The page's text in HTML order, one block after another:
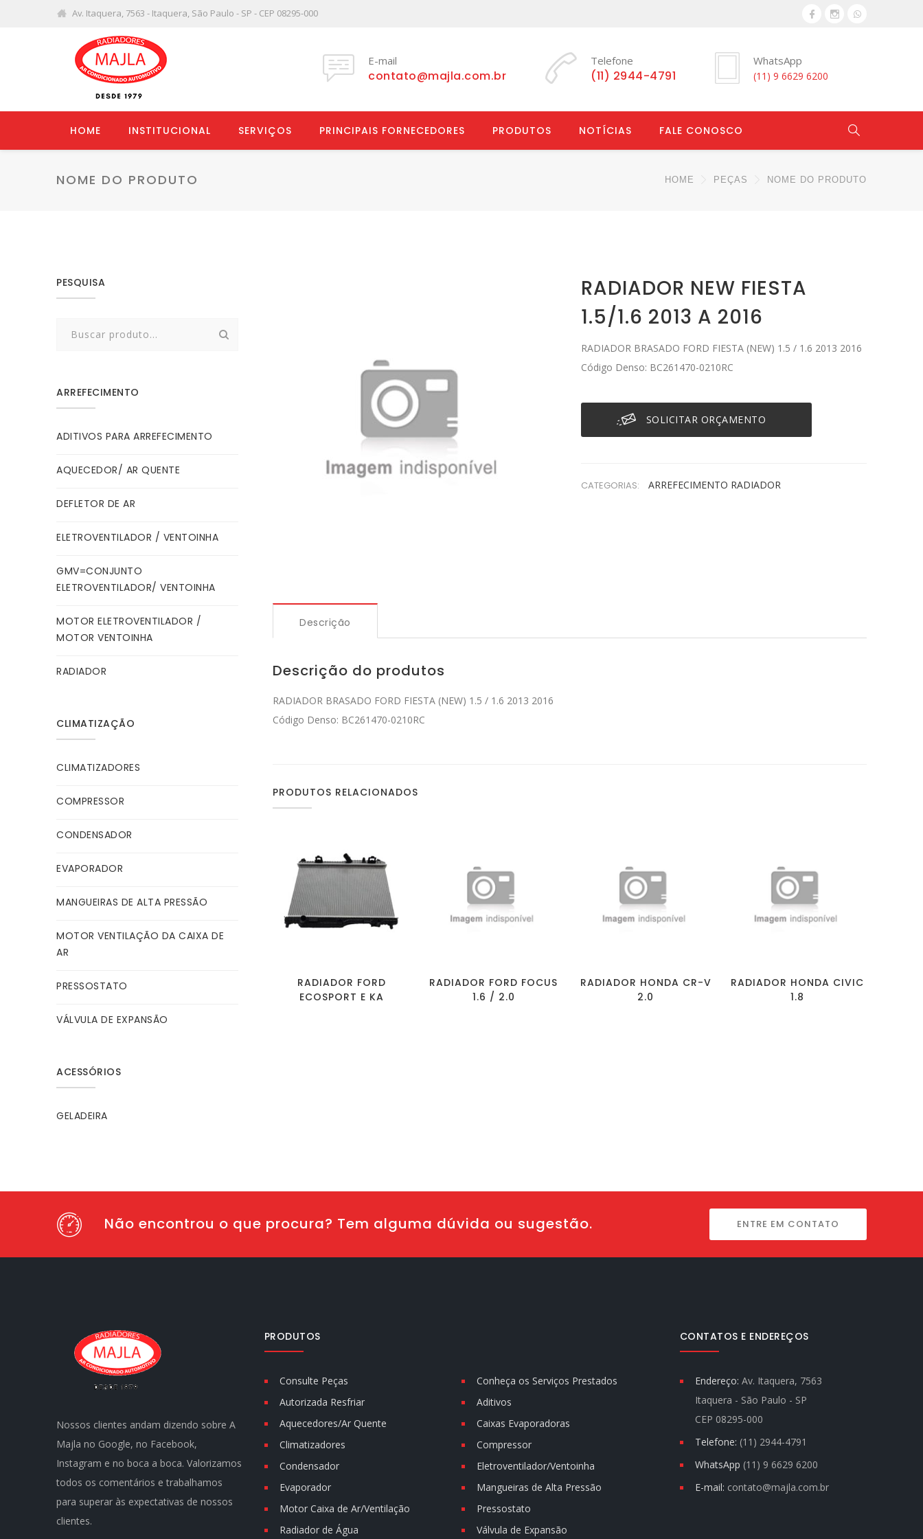
Av. Itaquera, 7563 - Itaquera, São Paulo - SP - CEP 08295-000
E-mail
contato@majla.com.br
Telefone
(11) 2944-4791
WhatsApp
(11) 9 6629 6200
HOME INSTITUCIONAL SERVIÇOS PRINCIPAIS FORNECEDORES PRODUTOS NOTÍCIAS FALE CONOSCO
NOME DO PRODUTO HOME PEÇAS NOME DO PRODUTO
RADIADOR NEW FIESTA
1.5/1.6 2013 A 2016
RADIADOR BRASADO FORD FIESTA (NEW) 1.5 / 1.6 2013 2016
Código Denso: BC261470-0210RC
SOLICITAR ORÇAMENTO
CATEGORIAS: ARREFECIMENTO RADIADOR
Descrição
Descrição do produtos
RADIADOR BRASADO FORD FIESTA (NEW) 1.5 / 1.6 2013 2016
Código Denso: BC261470-0210RC
PRODUTOS RELACIONADOS
RADIADOR FORD
ECOSPORT E KA
RADIADOR FORD FOCUS
1.6 / 2.0
RADIADOR HONDA CR-V
2.0
RADIADOR HONDA CIVIC
1.8
PESQUISA
ARREFECIMENTO
ADITIVOS PARA ARREFECIMENTO
AQUECEDOR/ AR QUENTE
DEFLETOR DE AR
ELETROVENTILADOR / VENTOINHA
GMV=CONJUNTO
ELETROVENTILADOR/ VENTOINHA
MOTOR ELETROVENTILADOR /
MOTOR VENTOINHA
RADIADOR
CLIMATIZAÇÃO
CLIMATIZADORES
COMPRESSOR
CONDENSADOR
EVAPORADOR
MANGUEIRAS DE ALTA PRESSÃO
MOTOR VENTILAÇÃO DA CAIXA DE
AR
PRESSOSTATO
VÁLVULA DE EXPANSÃO
ACESSÓRIOS
GELADEIRA
Não encontrou o que procura? Tem alguma dúvida ou sugestão. ENTRE EM CONTATO
Nossos clientes andam dizendo sobre A
Majla no Google, no Facebook,
Instagram e no boca a boca. Valorizamos
todos os comentários e trabalhamos
para superar às expectativas de nossos
clientes.
PRODUTOS
Consulte Peças
Conheça os Serviços Prestados
Autorizada Resfriar
Aditivos
Aquecedores/Ar Quente
Caixas Evaporadoras
Climatizadores
Compressor
Condensador
Eletroventilador/Ventoinha
Evaporador
Mangueiras de Alta Pressão
Motor Caixa de Ar/Ventilação
Pressostato
Radiador de Água
Válvula de Expansão
CONTATOS E ENDEREÇOS
Endereço: Av. Itaquera, 7563
Itaquera - São Paulo - SP
CEP 08295-000
Telefone: (11) 2944-4791
WhatsApp (11) 9 6629 6200
E-mail: contato@majla.com.br